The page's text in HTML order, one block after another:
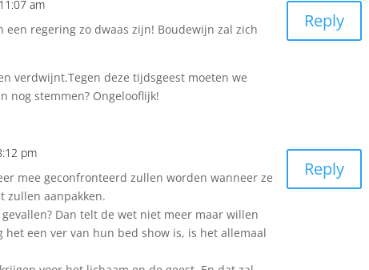
am
een regering zo dwaas zijn! Boudewijn zal zich
verdwijnt.Tegen deze tijdsgeest moeten we
nog stemmen? Ongelooflijk!
Reply
pm
mee geconfronteerd zullen worden wanneer ze
zullen aanpakken.
Dan telt de wet niet meer maar willen
het een ver van hun bed show is, is het allemaal
Reply